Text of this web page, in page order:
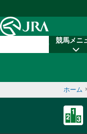
競馬メニ
ホーム